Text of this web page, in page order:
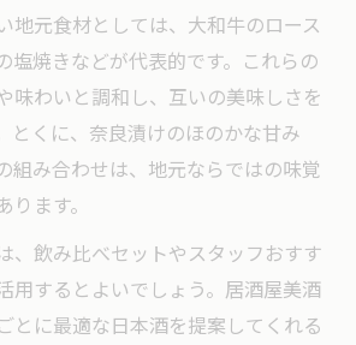
地元食材としては、大和牛のロース
塩焼きなどが代表的です。これらの
味わいと調和し、互いの美味しさを
とくに、奈良漬けのほのかな甘み
組み合わせは、地元ならではの味覚
ます。
、飲み比べセットやスタッフおすす
用するとよいでしょう。居酒屋美酒
とに最適な日本酒を提案してくれる